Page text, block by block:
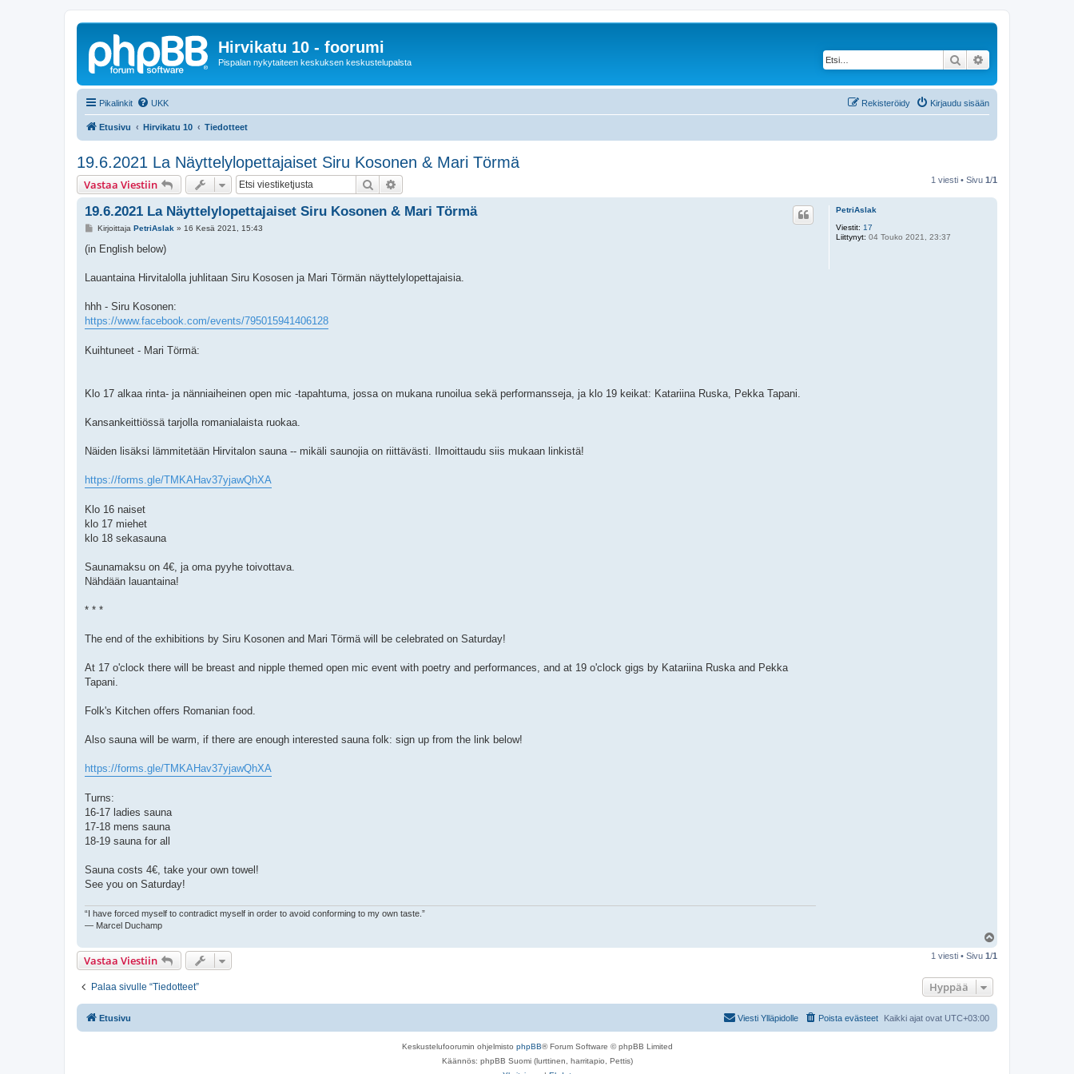
Hirvikatu 10 - foorumi
Pispalan nykytaiteen keskuksen keskustelupalsta Etsi
Pikalinkit UKK Kirjaudu sisään
Rekisteröidy
Etusivu Hirvikatu 10 Tiedotteet
19.6.2021 La Näyttelylopettajaiset Siru Kosonen & Mari Törmä
Vastaa Viestiin Etsi 1 viesti • Sivu 1/1
PetriAslak
Viestit: 17
Liittynyt: 04 Touko 2021, 23:37
19.6.2021 La Näyttelylopettajaiset Siru Kosonen & Mari Törmä
V
e
i
Kirjoittaja PetriAslak » 16 Kesä 2021, 15:43
(in English below)
Lauantaina Hirvitalolla juhlitaan Siru Kososen ja Mari Törmän näyttelylopettajaisia.
hhh - Siru Kosonen:
https://www.facebook.com/events/795015941406128
Kuihtuneet - Mari Törmä:
Klo 17 alkaa rinta- ja nänniaiheinen open mic -tapahtuma, jossa on mukana runoilua sekä performansseja, ja klo 19 keikat: Katariina Ruska, Pekka Tapani.
Kansankeittiössä tarjolla romanialaista ruokaa.
Näiden lisäksi lämmitetään Hirvitalon sauna -- mikäli saunojia on riittävästi. Ilmoittaudu siis mukaan linkistä!
https://forms.gle/TMKAHav37yjawQhXA
Klo 16 naiset
klo 17 miehet
klo 18 sekasauna
Saunamaksu on 4€, ja oma pyyhe toivottava.
Nähdään lauantaina!
* * *
The end of the exhibitions by Siru Kosonen and Mari Törmä will be celebrated on Saturday!
At 17 o'clock there will be breast and nipple themed open mic event with poetry and performances, and at 19 o'clock gigs by Katariina Ruska and Pekka
Tapani.
Folk's Kitchen offers Romanian food.
Also sauna will be warm, if there are enough interested sauna folk: sign up from the link below!
https://forms.gle/TMKAHav37yjawQhXA
Turns:
16-17 ladies sauna
17-18 mens sauna
18-19 sauna for all
Sauna costs 4€, take your own towel!
See you on Saturday!
“I have forced myself to contradict myself in order to avoid conforming to my own taste.”
― Marcel Duchamp
ö
Vastaa Viestiin 1 viesti • Sivu 1 /1
Palaa sivulle “Tiedotteet” Hyppää
Etusivu Kaikki ajat ovat UTC+03:00
Poista evästeet
Viesti Ylläpidolle
Keskustelufoorumin ohjelmisto phpBB® Forum Software © phpBB Limited
Käännös: phpBB Suomi (lurttinen, harritapio, Pettis)